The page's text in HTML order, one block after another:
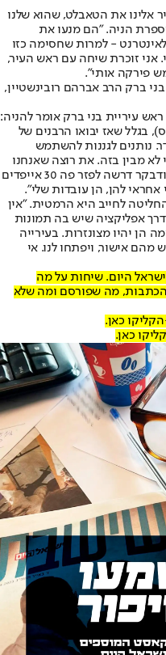
אלינו את הטאבלט, שהוא שלנו
הניה. "הם מנעו את
- למרות שחסימה כזו
אני זוכרת שיחה עם ראש העיר,
פירקה אותי".
ברק הרב אברהם רובינשטיין,
עיריית בני ברק אומר להניה:
בגלל שאז יבואו הרבנים של
נותנים לגננות להשתמש
לא מבין בזה. את רוצה שאנחנו
נלך איתך לבית המשפט, ונגיד שגברת ברודבקר דרשה לפזר פה 30 אייפדים
להן, הן עובדות שלי".
לחייב היא הרמטית. "אין
אפליקציה שיש בה תמונות
יהיו מצונזרות. בעירייה
אישור, ויפתחו לנו. אי
היום. שיחות על מה
מה שפורסם ומה שלא
הקליקו כאן.
כאן.